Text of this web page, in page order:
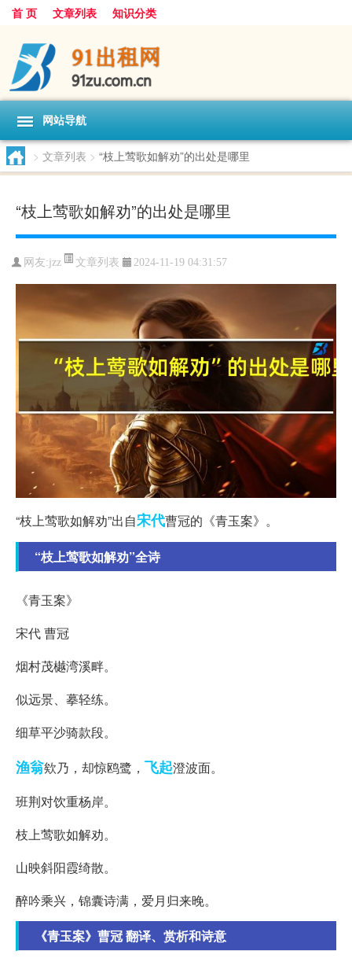
首 页 文章列表 知识分类
网站导航
> 文章列表 > “枝上莺歌如解劝”的出处是哪里
“枝上莺歌如解劝”的出处是哪里
网友:jzz 文章列表 2024-11-19 04:31:57
“枝上莺歌如解劝”出自宋代曹冠的《青玉案》。
“枝上莺歌如解劝”全诗
《青玉案》
宋代 曹冠
烟村茂樾湾溪畔。
似远景、摹轻练。
细草平沙骑款段。
渔翁欸乃，却惊鸥鹭， 飞起澄波面。
班荆对饮重杨岸。
枝上莺歌如解劝。
山映斜阳霞绮散。
醉吟乘兴，锦囊诗满，爱月归来晚。
《青玉案》曹冠 翻译、赏析和诗意